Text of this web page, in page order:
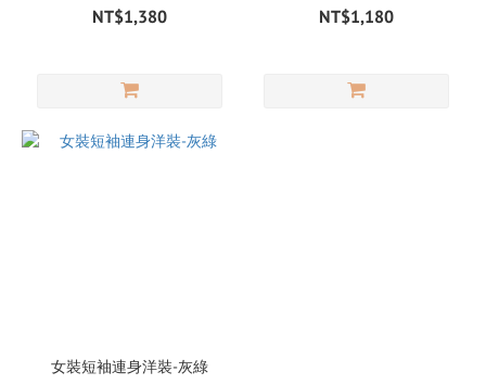
NT$1,380 NT$1,180
女裝短袖連身洋裝-灰綠